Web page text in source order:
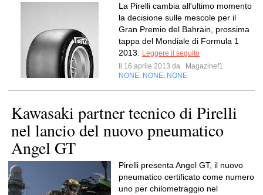
La Pirelli cambia all'ultimo momento
la decisione sulle mescole per il
Gran Premio del Bahrain, prossima
tappa del Mondiale di Formula 1
2013.
Leggere il seguito
Il 16 aprile 2013 da
Magazinef1
NONE NONE NONE
Kawasaki partner tecnico di Pirelli
nel lancio del nuovo pneumatico
Angel GT
Pirelli presenta Angel GT, il nuovo
pneumatico certificato come numero
uno per chilometraggio nel